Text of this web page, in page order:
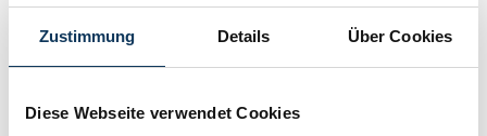
Zustimmung Details Über Cookies
Diese Webseite verwendet Cookies
Checkliste: GmbH-Gründung
veröffentlichten Entscheidungs-Kurzfassung - bisweilen mit
Hervorhebungen bzw. Kürzungen durch uns)
Kategorien:Schadenersatz / Schmerzensgeld / Gewährleistung